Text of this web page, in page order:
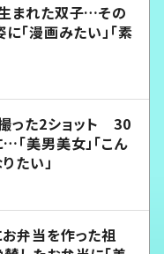
まれた双子…その
「漫画みたい」「素
った2ショット 30
「美男美女」「こん
たい」
弁当を作った祖